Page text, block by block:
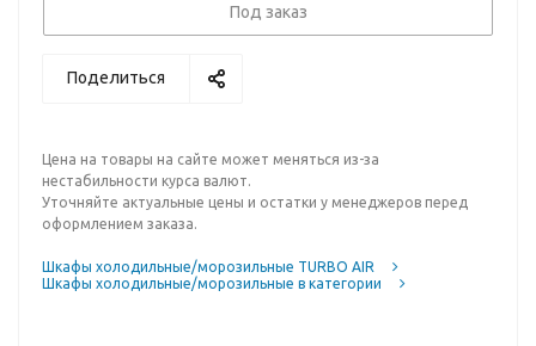
Под заказ
Поделиться
Цена на товары на сайте может меняться из-за
нестабильности курса валют.
Уточняйте актуальные цены и остатки у менеджеров перед
оформлением заказа.
Шкафы холодильные/морозильные TURBO AIR
Шкафы холодильные/морозильные в категории